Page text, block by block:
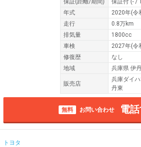
保証(距離/期間) 保証付 (- /
年式
2020年(令
走行
0.8万km
排気量
1800cc
車検
2027年(令
修復歴
なし
地域
兵庫県 伊
販売店
兵庫ダイ
丹東
無料 お問い合わせ 電
トヨタ